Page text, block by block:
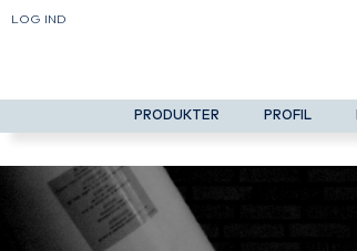
LOG IND
PRODUKTER PROFIL